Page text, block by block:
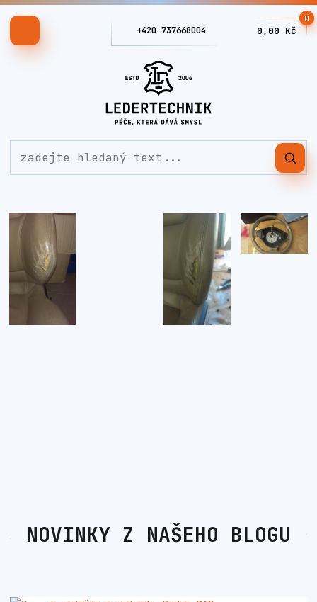
+420 737668004
0
0,00 Kč
NOVINKY Z NAŠEHO BLOGU